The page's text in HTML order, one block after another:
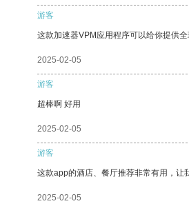
游客
这款加速器VPM应用程序可以给你提供全
2025-02-05
游客
超棒啊 好用
2025-02-05
游客
这款app的酒店、餐厅推荐非常有用，让
2025-02-05